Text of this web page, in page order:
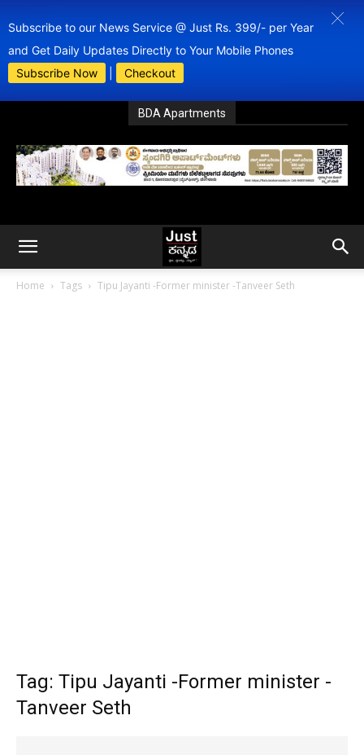
Subscribe to our News Service @ Just Rs. 399/- per Year
and Get Daily Updates Directly to Your Mobile Phones
Subscribe Now
Checkout
BDA Apartments
Home Tags Tipu Jayanti -Former minister -Tanveer Seth
Tag: Tipu Jayanti -Former minister -
Tanveer Seth